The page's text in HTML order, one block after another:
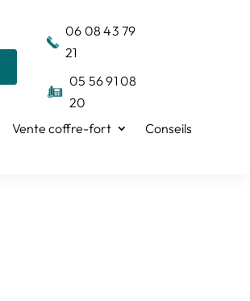
06 08 43 79
21
05 56 91 08
20
Vente coffre-fort
Conseils